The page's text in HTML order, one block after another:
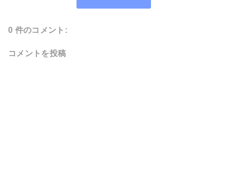
0 件のコメント:
コメントを投稿